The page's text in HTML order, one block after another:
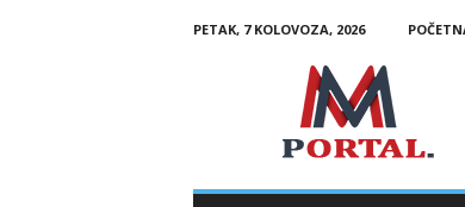
PETAK, 7 KOLOVOZA, 2026